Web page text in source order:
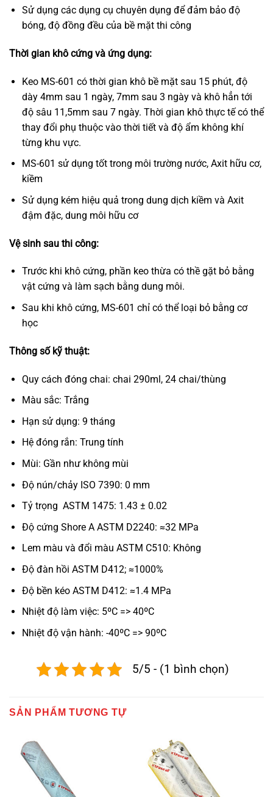
Sử dụng các dụng cụ chuyên dụng để đảm bảo độ
bóng, độ đồng đều của bề mặt thi công
Thời gian khô cứng và ứng dụng:
Keo MS-601 có thời gian khô bề mặt sau 15 phút, độ
dày 4mm sau 1 ngày, 7mm sau 3 ngày và khô hẳn tới
độ sâu 11,5mm sau 7 ngày. Thời gian khô thực tế có thể
thay đổi phụ thuộc vào thời tiết và độ ẩm không khí
từng khu vực.
MS-601 sử dụng tốt trong môi trường nước, Axit hữu cơ,
kiềm
Sử dụng kém hiệu quả trong dung dịch kiềm và Axit
đậm đặc, dung môi hữu cơ
Vệ sinh sau thi công:
Trước khi khô cứng, phần keo thừa có thề gặt bỏ bằng
vật cứng và làm sạch bằng dung môi.
Sau khi khô cứng, MS-601 chỉ có thể loại bỏ bằng cơ
học
Thông số kỹ thuật:
Quy cách đóng chai: chai 290ml, 24 chai/thùng
Màu sắc: Trắng
Hạn sử dụng: 9 tháng
Hệ đóng rắn: Trung tính
Mùi: Gần như không mùi
Độ nún/chảy ISO 7390: 0 mm
Tỷ trọng ASTM 1475: 1.43 ± 0.02
Độ cứng Shore A ASTM D2240: ≈32 MPa
Lem màu và đổi màu ASTM C510: Không
Độ đàn hồi ASTM D412; ≈1000%
Độ bền kéo ASTM D412: ≈1.4 MPa
Nhiệt độ làm việc: 5ºC => 40ºC
Nhiệt độ vận hành: -40ºC => 90ºC
5/5 - (1 bình chọn)
SẢN PHẨM TƯƠNG TỰ